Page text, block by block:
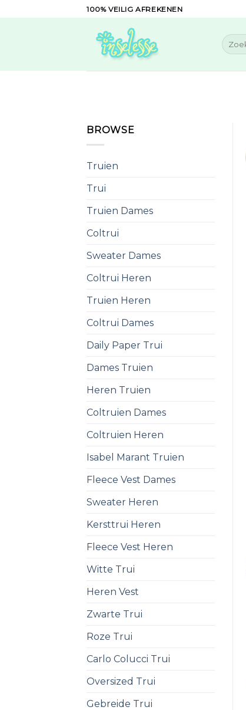
to
100% VEILIG AFREKENEN
Zoeken
naar:
BROWSE
Truien
Trui
Truien Dames
Coltrui
Sweater Dames
Coltrui Heren
Truien Heren
Coltrui Dames
Daily Paper Trui
Dames Truien
Heren Truien
Coltruien Dames
Coltruien Heren
Isabel Marant Truien
Fleece Vest Dames
Sweater Heren
Kersttrui Heren
Fleece Vest Heren
Witte Trui
Heren Vest
Zwarte Trui
Roze Trui
Carlo Colucci Trui
Oversized Trui
Gebreide Trui